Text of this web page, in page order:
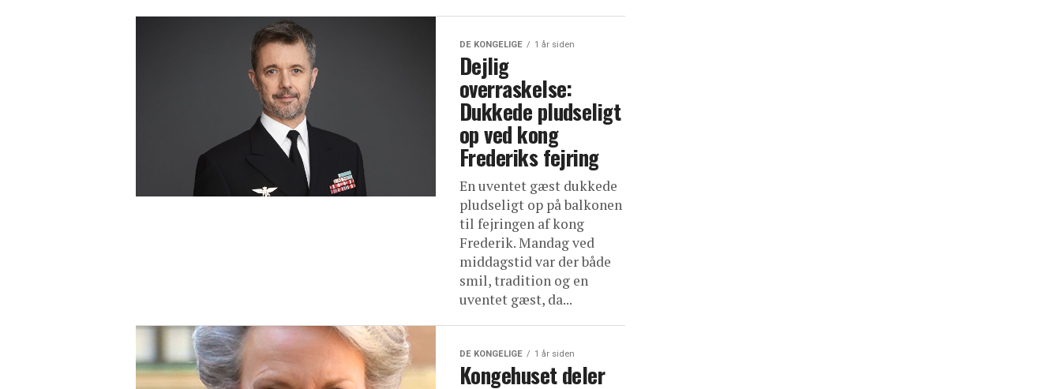
DE KONGELIGE 1 år siden
Dejlig
overraskelse:
Dukkede pludseligt
op ved kong
Frederiks fejring
En uventet gæst dukkede
pludseligt op på balkonen
til fejringen af kong
Frederik. Mandag ved
middagstid var der både
smil, tradition og en
uventet gæst, da...
DE KONGELIGE 1 år siden
Kongehuset deler